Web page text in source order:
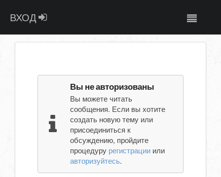
ВХОД
Вы не авторизованы
Вы можете читать
сообщения. Если вы хотите
создать новую тему или
присоединиться к
обсуждению, пройдите
процедуру регистрацииили
авторизуйтесь.